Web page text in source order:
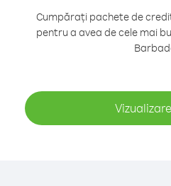
Cumpărați pachete de
pentru a avea de cele mai